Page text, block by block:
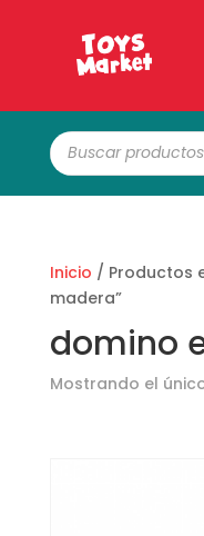
Búsqueda
de
productos
Inicio / Productos
madera”
domino
Mostrando el